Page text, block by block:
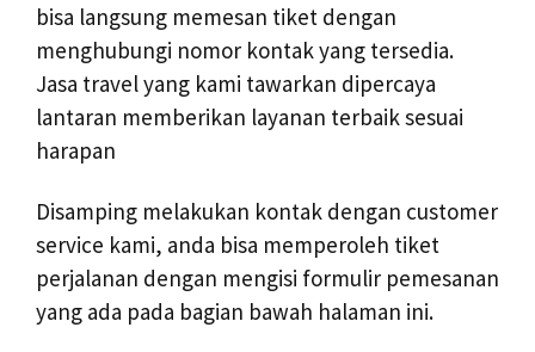
bisa langsung memesan tiket dengan
menghubungi nomor kontak yang tersedia.
Jasa travel yang kami tawarkan dipercaya
lantaran memberikan layanan terbaik sesuai
harapan
Disamping melakukan kontak dengan customer
service kami, anda bisa memperoleh tiket
perjalanan dengan mengisi formulir pemesanan
yang ada pada bagian bawah halaman ini.